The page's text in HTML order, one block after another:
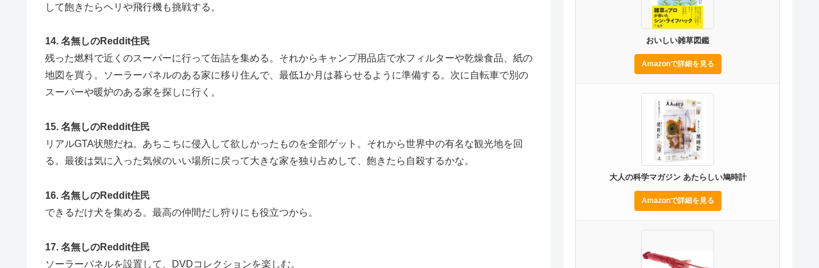
して飽きたらヘリや飛行機も挑戦する。
14. 名無しのReddit住民
残った燃料で近くのスーパーに行って缶詰を集める。それからキャンプ用品店で水フィルターや乾燥食品、紙の
地図を買う。ソーラーパネルのある家に移り住んで、最低1か月は暮らせるように準備する。次に自転車で別の
スーパーや暖炉のある家を探しに行く。
15. 名無しのReddit住民
リアルGTA状態だね。あちこちに侵入して欲しかったものを全部ゲット。それから世界中の有名な観光地を回
る。最後は気に入った気候のいい場所に戻って大きな家を独り占めして、飽きたら自殺するかな。
16. 名無しのReddit住民
できるだけ犬を集める。最高の仲間だし狩りにも役立つから。
17. 名無しのReddit住民
ソーラーパネルを設置して、DVDコレクションを楽しむ。
おいしい雑草図鑑
Amazonで詳細を見る
大人の科学マガジン あたらしい鳩時計
Amazonで詳細を見る